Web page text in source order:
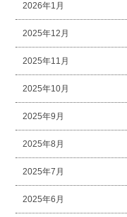
2026年1月
2025年12月
2025年11月
2025年10月
2025年9月
2025年8月
2025年7月
2025年6月